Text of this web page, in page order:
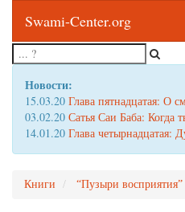
Swami-Center.org
Новости:
15.03.20 Глава пятнадцатая: О
03.02.20 Сатья Саи Баба:
14.01.20 Глава четырнадцатая:
Книги “Пузыри восприятия”